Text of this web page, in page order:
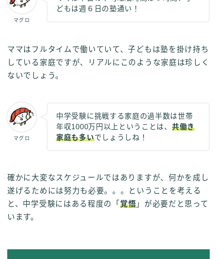
マグロ
どもは週６日の塾通い！
ママはフルタイムで働いていて、子どもは塾を掛け持ち
している家庭ですが、リアルにこのような家庭は珍しく
ないでしょう。
マグロ
中学受験に挑戦する家庭の過半数は世帯
年収1000万円以上ということは、 共働き
家庭も多いでしょうしね！
確かに大変なスケジュールではありますが、何かを成し
遂げるためには努力も必要。。。ということを考える
と、中学受験にはある程度の「 覚悟 」が必要だと思って
います。